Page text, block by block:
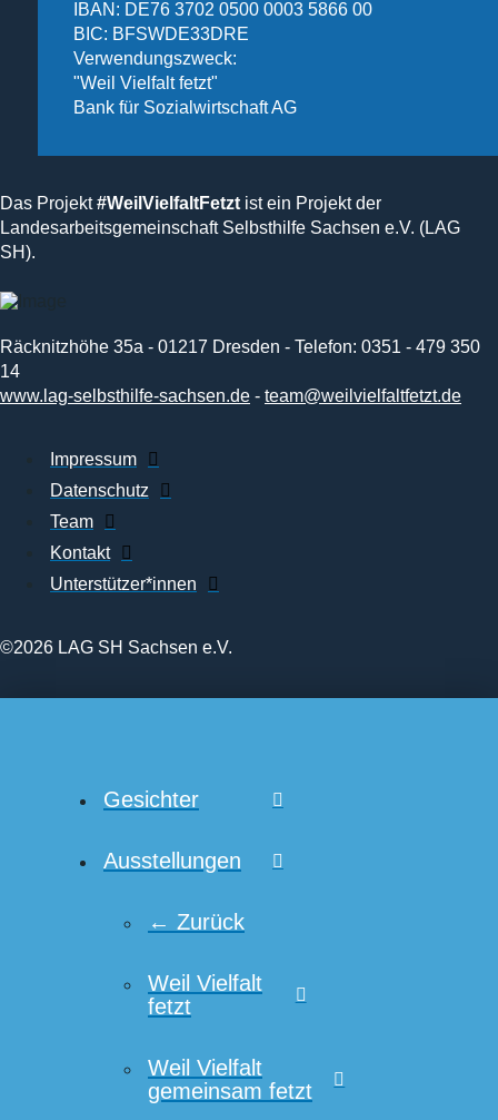
IBAN: DE76 3702 0500 0003 5866 00
BIC: BFSWDE33DRE
Verwendungszweck:
"Weil Vielfalt fetzt"
Bank für Sozialwirtschaft AG
Das Projekt#WeilVielfaltFetzt ist ein Projekt der
Landesarbeitsgemeinschaft Selbsthilfe Sachsen e.V. (LAG
SH).
Räcknitzhöhe 35a - 01217 Dresden - Telefon: 0351 - 479 350
14
www.lag-selbsthilfe-sachsen.de - team@weilvielfaltfetzt.de
Impressum
Datenschutz
Team
Kontakt
Unterstützer*innen
©2026 LAG SH Sachsen e.V.
Gesichter
Ausstellungen
← Zurück
Weil Vielfalt
fetzt
Weil Vielfalt
gemeinsam fetzt